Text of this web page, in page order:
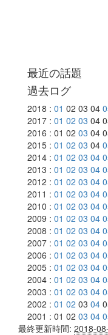
最近の話題
過去ログ
2018 : 01 02 03 04
2017 : 01 02 03 04
2016 : 01 02 03 04
2015 : 01 02 03 04
2014 : 01 02 03 04
2013 : 01 02 03 04
2012 : 01 02 03 04
2011 : 01 02 03 04
2010 : 01 02 03 04
2009 : 01 02 03 04
2008 : 01 02 03 04
2007 : 01 02 03 04
2006 : 01 02 03 04
2005 : 01 02 03 04
2004 : 01 02 03 04
2003 : 01 02 03 04
2002 : 01 02 03 04
2001 : 01 02 03 04
最終更新時間: 2018-